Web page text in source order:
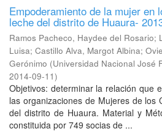
Empoderamiento de la mujer en
leche del distrito de Huaura-
Ramos Pacheco, Haydee del Rosario;
Luisa; Castillo Alva, Margot Albina;
Gerónimo (Universidad Nacional José
2014-09-11)
Objetivos: determinar la relación que
las organizaciones de Mujeres de los
del distrito de Huaura. Material y
constituida por 749 socias de ...